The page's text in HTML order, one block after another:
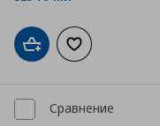
Добави в кошницата
Добави към
Сравнение